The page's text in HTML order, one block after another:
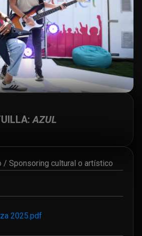
AZUL
/ Sponsoring cultural o artístico
2025.pdf